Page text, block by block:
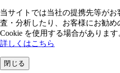
当サイトでは当社の提携先等が
査・分析したり、お客様にお勧
Cookie を使⽤する場合があります
詳しくはこちら
閉じる